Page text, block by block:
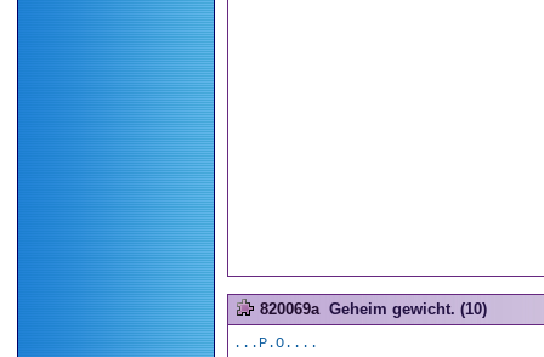
820069a Geheim gewicht. (10)
...P.O....